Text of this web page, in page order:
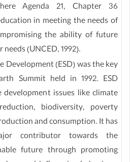
Agenda 21, Chapter 36
in meeting the needs of
the ability of future
(UNCED, 1992).
Development (ESD) was the key
Summit held in 1992. ESD
development issues like climate
biodiversity, poverty
and consumption. It has
contributor towards the
future through promoting